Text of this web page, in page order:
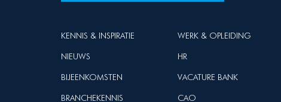
KENNIS & INSPIRATIE
NIEUWS
BIJEENKOMSTEN
BRANCHEKENNIS
WERK & OPLEIDING
HR
VACATURE BANK
CAO